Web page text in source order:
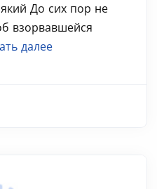
До сих пор не
взорвавшейся
далее